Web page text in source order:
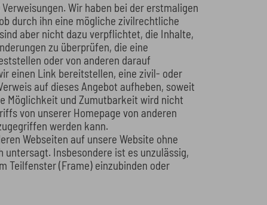
Wir haben bei der erstmaligen
durch ihn eine mögliche zivilrechtliche
aber nicht dazu verpflichtet, die Inhalte,
zu überprüfen, die eine
oder von anderen darauf
einen Link bereitstellen, eine zivil- oder
auf dieses Angebot aufheben, soweit
Möglichkeit und Zumutbarkeit wird nicht
von unserer Homepage von anderen
werden kann.
Webseiten auf unsere Website ohne
Insbesondere ist es unzulässig,
Teilfenster (Frame) einzubinden oder